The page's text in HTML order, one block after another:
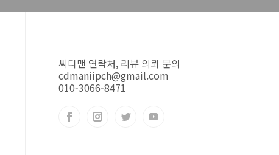
씨디맨 연락처, 리뷰 의뢰 문의
cdmaniipch@gmail.com
010-3066-8471